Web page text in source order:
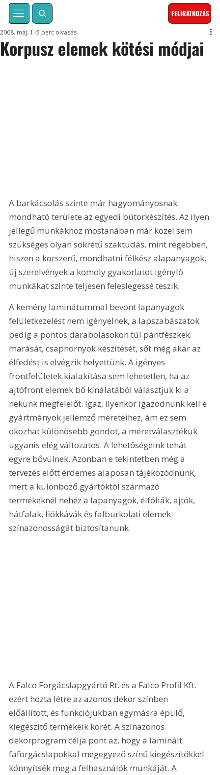
FELIRATKOZÁS
Korpusz elemek kötési módjai
2008. máj. 1. 5 perc olvasás
A barkácsolás szinte már hagyományosnak
mondható területe az egyedi bútorkészítés. Az ilyen
jellegű munkákhoz mostanában már közel sem
szükséges olyan sokrétű szaktudás, mint régebben,
hiszen a korszerű, mondhatni félkész alapanyagok,
új szerelvények a komoly gyakorlatot igénylő
munkákat szinte teljesen feleslegessé teszik.
A kemény laminátummal bevont lapanyagok
felületkezelést nem igényelnek, a lapszabászatok
pedig a pontos darabolásokon túl pántfészkek
marását, csaphornyok készítését, sőt még akár az
élfedést is elvégzik helyettünk. A igényes
frontfelületek kialakítása sem lehetetlen, ha az
ajtófront elemek bő kínálatából választjuk ki a
nekünk megfelelőt. Igaz, ilyenkor igazodnunk kell e
gyártmányok jellemző méreteihez, ám ez sem
okozhat különösebb gondot, a méretválasztékuk
ugyanis elég változatos. A lehetőségeink tehát
egyre bővülnek. Azonban e tekintetben még a
tervezés előtt érdemes alaposan tájékozódnunk,
mert a különböző gyártóktól származó
termékeknél nehéz a lapanyagok, élfóliák, ajtók,
hátfalak, fiókkávák és falburkolati elemek
színazonosságát biztosítanunk.
A Falco Forgácslapgyártó Rt. és a Falco Profil Kft.
ezért hozta létre az azonos dekor színben
előállított, és funkciójukban egymásra épülő,
kiegészítő termékeik körét. A színazonos
dekorprogram célja pont az, hogy a laminált
faforgácslapokkal megegyező színű kiegészítőkkel
könnyítsék meg a felhasználók munkáját. A